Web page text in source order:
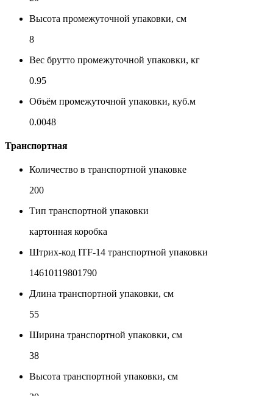
Высота промежуточной упаковки, см
8
Вес брутто промежуточной упаковки, кг
0.95
Объём промежуточной упаковки, куб.м
0.0048
Транспортная
Количество в транспортной упаковке
200
Тип транспортной упаковки
картонная коробка
Штрих-код ITF-14 транспортной упаковки
14610119801790
Длина транспортной упаковки, см
55
Ширина транспортной упаковки, см
38
Высота транспортной упаковки, см